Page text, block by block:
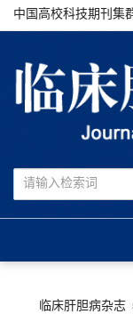
中国高校科技期刊集
临床肝胆病杂志